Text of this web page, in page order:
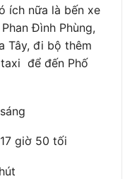
ích nữa là bến xe
Đình Phùng,
Tây, đi bộ thêm
để đến Phố
giờ 50 tối